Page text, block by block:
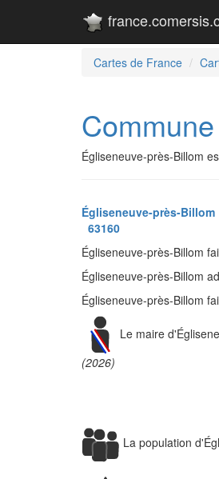
Cartes de France
Égliseneuve-près-Billom
Égliseneuve-près-Billom
63160
Égliseneuve-près-Billom
Égliseneuve-près-Billom
Égliseneuve-près-Billom
Le maire
(2026)
La population